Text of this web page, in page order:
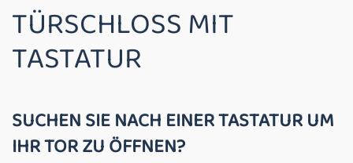
TÜRSCHLOSS MIT
TASTATUR
SUCHEN SIE NACH EINER TASTATUR UM
IHR TOR ZU ÖFFNEN?